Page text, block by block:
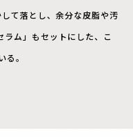
て落とし、余分な皮脂や汚
ム」もセットにした、こ
。